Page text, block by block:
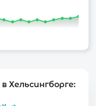
Хельсингборге: